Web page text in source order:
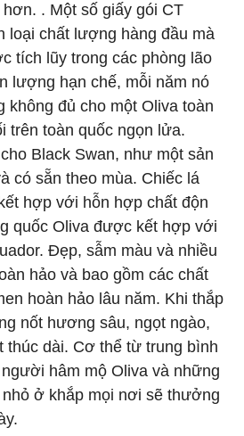
. Một số giấy gói CT
loại chất lượng hàng đầu mà
tích lũy trong các phòng lão
lượng hạn chế, mỗi năm nó
đủ cho một Oliva toàn
trên toàn quốc ngọn lửa.
Black Swan, như một sản
có sẵn theo mùa. Chiếc lá
hợp với hỗn hợp chất độn
quốc Oliva được kết hợp với
Đẹp, sẫm màu và nhiều
hảo và bao gồm các chất
hoàn hảo lâu năm. Khi thắp
nốt hương sâu, ngọt ngào,
thúc dài. Cơ thể từ trung bình
hâm mộ Oliva và những
ở khắp mọi nơi sẽ thưởng